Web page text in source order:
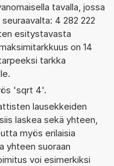
tavalla, jossa
4 282 222
esitystavasta
on 14
tarkka
'sqrt 4'.
lausekkeiden
laskea sekä yhteen,
myös erilaisia
yhteen suoraan
voi esimerkiksi